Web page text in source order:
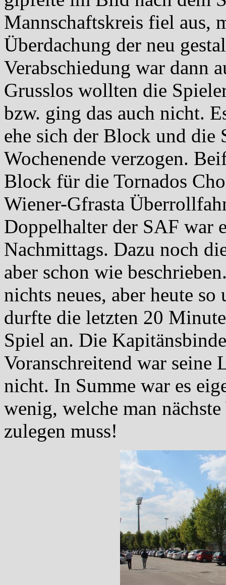
Mannschaftskreis fiel aus,
Überdachung der neu
Verabschiedung war dann
Grusslos wollten die
bzw. ging das auch nicht.
ehe sich der Block und die
Wochenende verzogen.
Block für die Tornados
Wiener-Gfrasta
Doppelhalter der SAF war
Nachmittags. Dazu noch
aber schon wie
nichts neues, aber heute
durfte die letzten 20
Spiel an. Die
Voranschreitend war seine
nicht. In Summe war es
wenig, welche man
zulegen muss!